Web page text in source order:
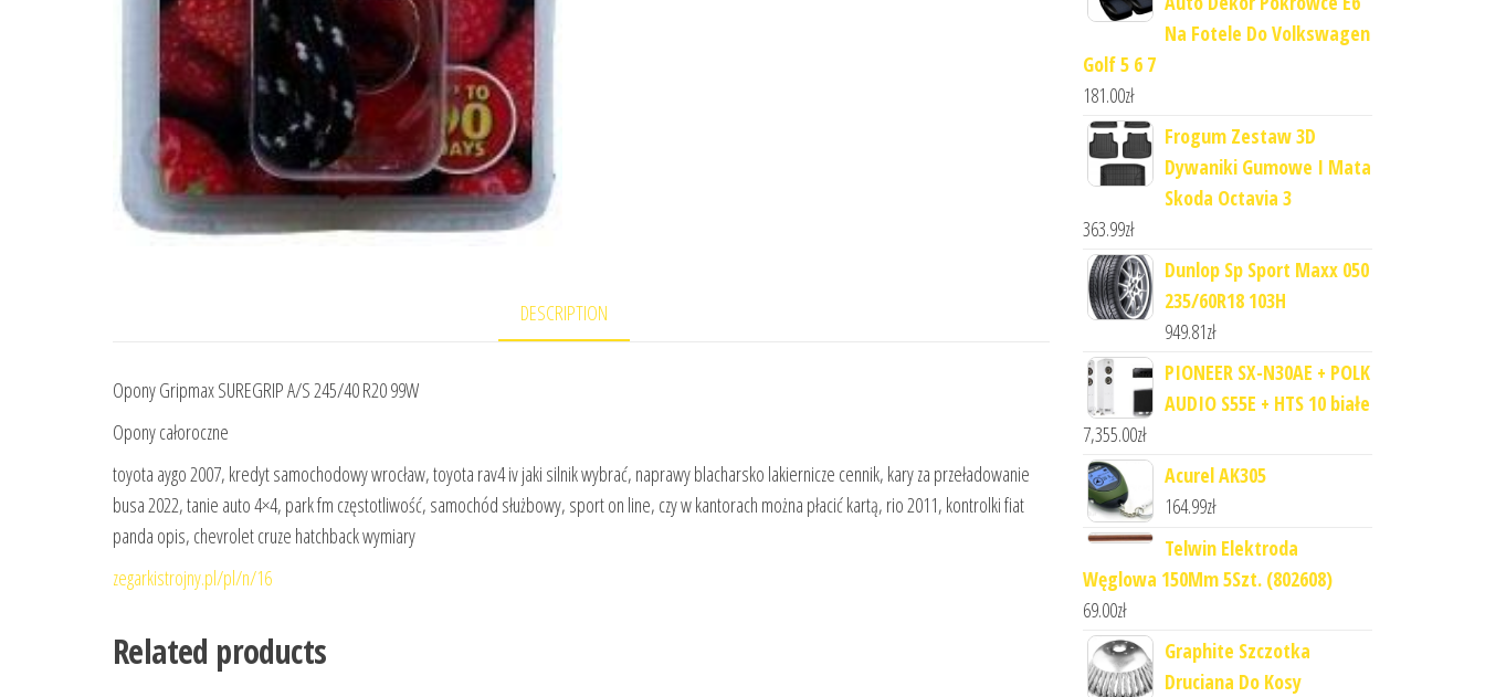
DESCRIPTION
Opony Gripmax SUREGRIP A/S 245/40 R20 99W
Opony całoroczne
toyota aygo 2007, kredyt samochodowy wrocław, toyota rav4 iv jaki silnik wybrać, naprawy blacharsko lakiernicze cennik, kary za przeładowanie
busa 2022, tanie auto 4×4, park fm częstotliwość, samochód służbowy, sport on line, czy w kantorach można płacić kartą, rio 2011, kontrolki fiat
panda opis, chevrolet cruze hatchback wymiary
zegarkistrojny.pl/pl/n/16
Related products
Na Fotele Do Volkswagen
Golf 5 6 7
181.00zł
Frogum Zestaw 3D
Dywaniki Gumowe I Mata
Skoda Octavia 3
363.99zł
Dunlop Sp Sport Maxx 050
235/60R18 103H
949.81zł
PIONEER SX-N30AE + POLK
AUDIO S55E + HTS 10 białe
7,355.00zł
Acurel AK305
164.99zł
Telwin Elektroda
Węglowa 150Mm 5Szt. (802608)
69.00zł
Graphite Szczotka
Druciana Do Kosy